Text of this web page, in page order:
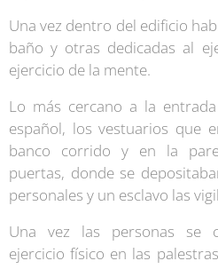
Una vez dentro del edificio
baño y otras dedicadas al
ejercicio de la mente.
Lo más cercano a la
español, los vestuarios que
banco corrido y en la
puertas, donde se
personales y un esclavo las
Una vez las personas se
ejercicio físico en las